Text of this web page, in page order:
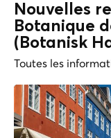
Nouvelles
Botanique
(Botanisk
Toutes les